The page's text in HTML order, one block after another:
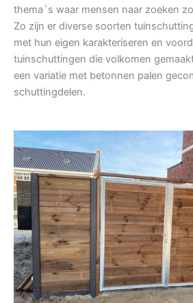
thema`s waar mensen naar zoeken
Zo zijn er diverse soorten
met hun eigen karakteriseren en
tuinschuttingen die volkomen
een variatie met betonnen palen
schuttingdelen.